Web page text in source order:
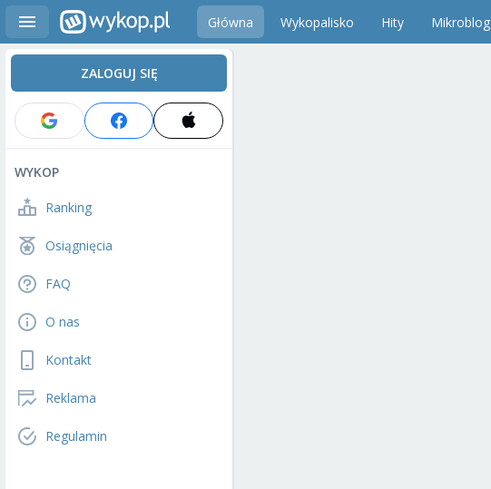
Główna Wykopalisko Hity Mikroblog
ZALOGUJ SIĘ
WYKOP
Ranking
Osiągnięcia
FAQ
O nas
Kontakt
Reklama
Regulamin